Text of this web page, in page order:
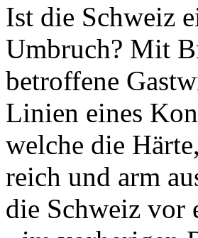
Ist die Schweiz
Umbruch? Mit
betroffene
Linien eines
welche die
reich und arm
die Schweiz vor